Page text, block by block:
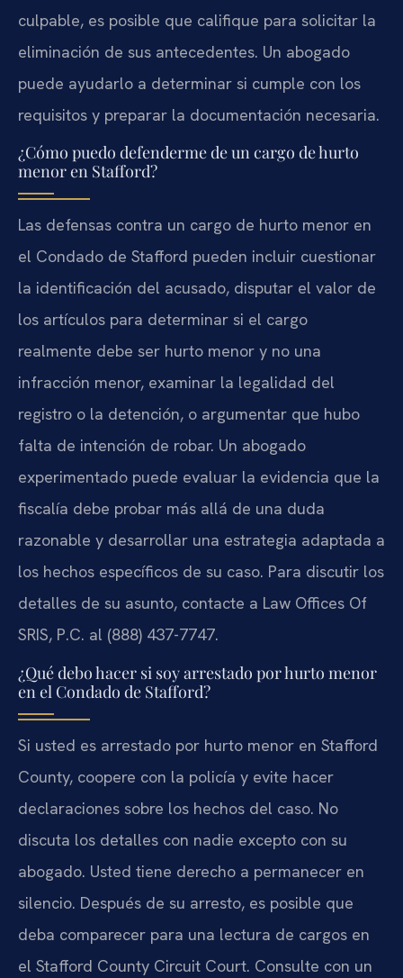
culpable, es posible que califique para solicitar la
eliminación de sus antecedentes. Un abogado
puede ayudarlo a determinar si cumple con los
requisitos y preparar la documentación necesaria.
¿Cómo puedo defenderme de un cargo de hurto
menor en Stafford?
Las defensas contra un cargo de hurto menor en
el Condado de Stafford pueden incluir cuestionar
la identificación del acusado, disputar el valor de
los artículos para determinar si el cargo
realmente debe ser hurto menor y no una
infracción menor, examinar la legalidad del
registro o la detención, o argumentar que hubo
falta de intención de robar. Un abogado
experimentado puede evaluar la evidencia que la
fiscalía debe probar más allá de una duda
razonable y desarrollar una estrategia adaptada a
los hechos específicos de su caso. Para discutir los
detalles de su asunto, contacte a Law Offices Of
SRIS, P.C. al (888) 437-7747.
¿Qué debo hacer si soy arrestado por hurto menor
en el Condado de Stafford?
Si usted es arrestado por hurto menor en Stafford
County, coopere con la policía y evite hacer
declaraciones sobre los hechos del caso. No
discuta los detalles con nadie excepto con su
abogado. Usted tiene derecho a permanecer en
silencio. Después de su arresto, es posible que
deba comparecer para una lectura de cargos en
el Stafford County Circuit Court. Consulte con un